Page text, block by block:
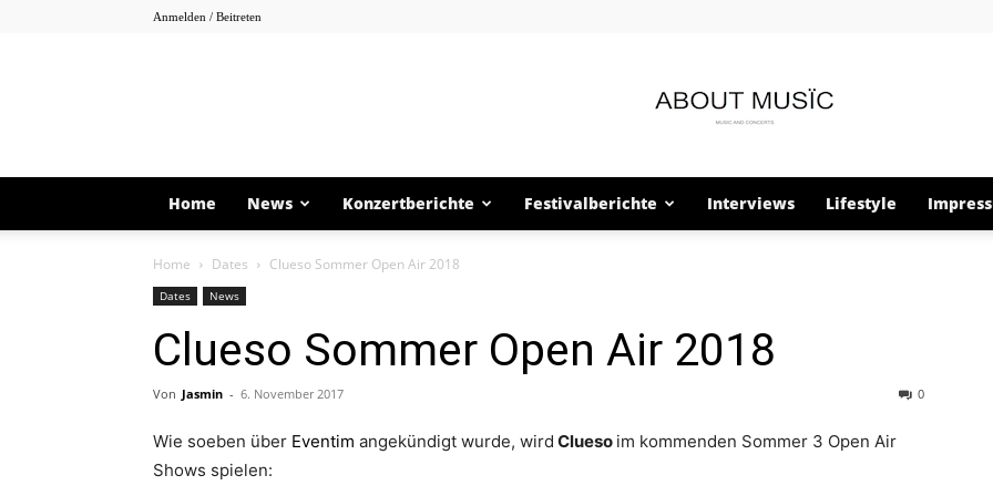
Anmelden / Beitreten
About
Musïc
Home News Konzertberichte Festivalberichte Interviews Lifestyle
Home Dates Clueso Sommer Open Air 2018
Dates News
Clueso Sommer Open Air 2018
Von Jasmin - 6. November 2017 0
Wie soeben über Eventim angekündigt wurde, wird Clueso im kommenden Sommer 3 Open Air
Shows spielen: